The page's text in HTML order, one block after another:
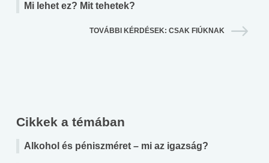
Mi lehet ez? Mit tehetek?
TOVÁBBI KÉRDÉSEK: CSAK FIÚKNAK
Cikkek a témában
Alkohol és péniszméret – mi az igazság?